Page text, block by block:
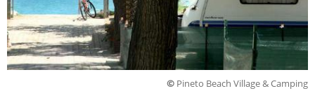
© Pineto Beach Village & Camping